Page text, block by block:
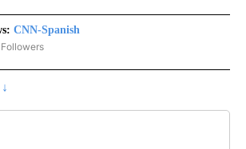
CNN-Spanish
"CNN-SPANISH" TO RECEIVE NOTIFICATIONS ABOUT